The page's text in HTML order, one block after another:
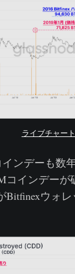
ライブチャート
ンデーも数
コインデーが
Bitfinexウォ